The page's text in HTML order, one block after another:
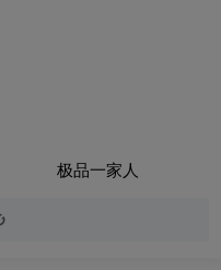
极品一家人